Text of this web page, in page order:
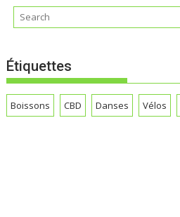
Étiquettes
Boissons CBD Danses Vélos